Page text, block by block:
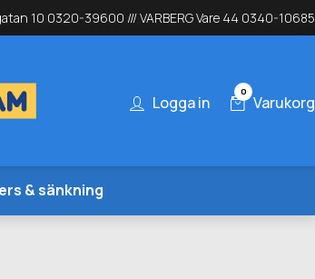
10 0320-39600 /// VARBERG Vare 44 0340-10685
Logga in
0
Varukorg
& sänkning